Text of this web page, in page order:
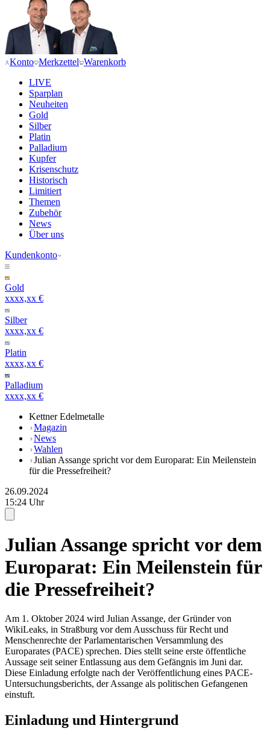
Konto Merkzettel Warenkorb
LIVE
Sparplan
Neuheiten
Gold
Silber
Platin
Palladium
Kupfer
Krisenschutz
Historisch
Limitiert
Themen
Zubehör
News
Über uns
Kundenkonto
Gold
xxxx,xx €
Silber
xxxx,xx €
Platin
xxxx,xx €
Palladium
xxxx,xx €
Kettner Edelmetalle
Magazin
News
Wahlen
Julian Assange spricht vor dem Europarat: Ein Meilenstein
für die Pressefreiheit?
26.09.2024
15:24 Uhr
Julian Assange spricht vor dem
Europarat: Ein Meilenstein für
die Pressefreiheit?
Am 1. Oktober 2024 wird Julian Assange, der Gründer von
WikiLeaks, in Straßburg vor dem Ausschuss für Recht und
Menschenrechte der Parlamentarischen Versammlung des
Europarates (PACE) sprechen. Dies stellt seine erste öffentliche
Aussage seit seiner Entlassung aus dem Gefängnis im Juni dar.
Diese Einladung erfolgte nach der Veröffentlichung eines PACE-
Untersuchungsberichts, der Assange als politischen Gefangenen
einstuft.
Einladung und Hintergrund